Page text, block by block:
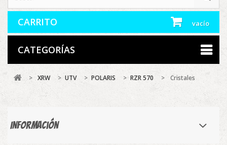
CARRITO vacío
CATEGORÍAS
> XRW > UTV > POLARIS > RZR 570 > Cristales
Información